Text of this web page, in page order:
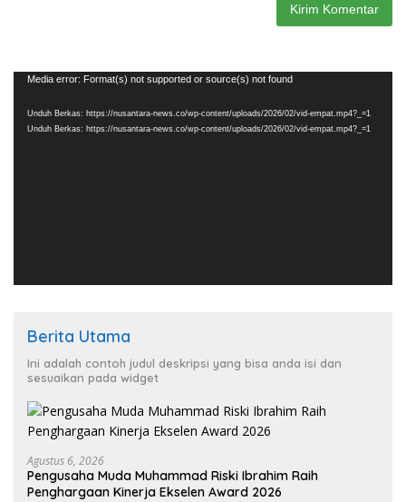
Pemutar
Media error: Format(s) not supported or source(s) not found
Unduh Berkas: https://nusantara-news.co/wp-content/uploads/2026/02/vid-empat.mp4?_=1
Unduh Berkas: https://nusantara-news.co/wp-content/uploads/2026/02/vid-empat.mp4?_=1
Berita Utama
Ini adalah contoh judul deskripsi yang bisa anda isi dan
sesuaikan pada widget
Agustus 6, 2026
Pengusaha Muda Muhammad Riski Ibrahim Raih
Penghargaan Kinerja Ekselen Award 2026